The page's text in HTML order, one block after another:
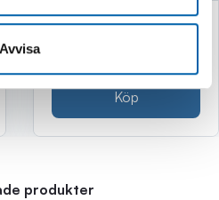
Avvisa
2 995 kr
Köp
produkter